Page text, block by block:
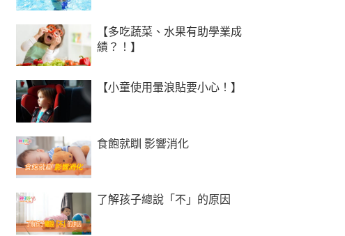
【多吃蔬菜、水果有助學業成
績？！】
【小童使用暈浪貼要小心！】
食飽就瞓 影響消化
了解孩子總說「不」的原因